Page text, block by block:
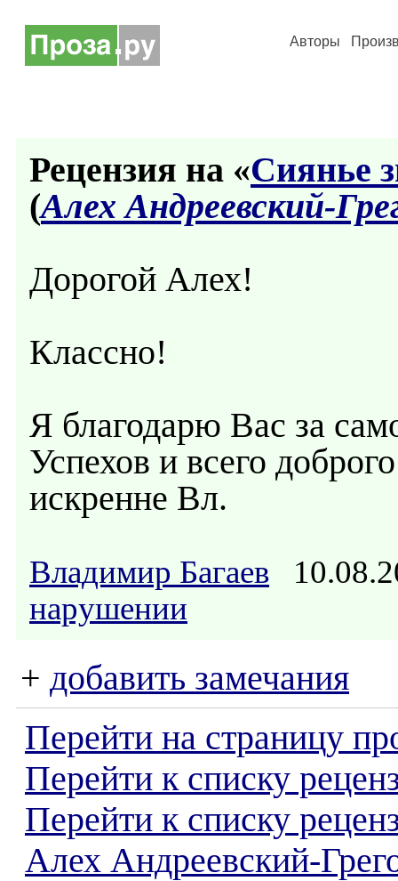
Авторы
Рецензия на «Сиянье
(Алех Андреевский-
Дорогой Алех!
Классно!
Я благодарю Вас за
Успехов и всего
искренне Вл.
Владимир Багаев
нарушении
+ добавить замечания
Перейти на страницу
Перейти к списку
Перейти к списку
Алех Андреевский-